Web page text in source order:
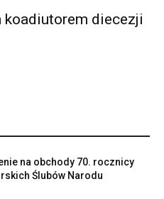
koadiutorem diecezji
na obchody 70. rocznicy
Ślubów Narodu